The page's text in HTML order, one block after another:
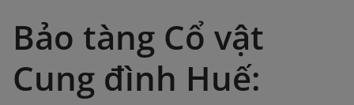
Bảo tàng Cổ vật
Cung đình Huế: